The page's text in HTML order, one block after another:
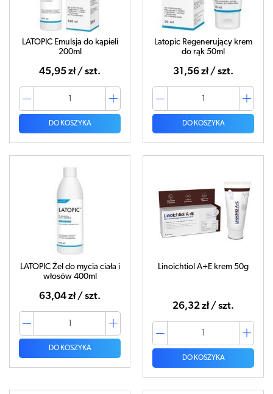
LATOPIC Emulsja do kąpieli
200ml
45,95 zł / szt.
DO KOSZYKA
Latopic Regenerujący krem
do rąk 50ml
31,56 zł / szt.
DO KOSZYKA
LATOPIC Żel do mycia ciała i
włosów 400ml
63,04 zł / szt.
DO KOSZYKA
Linoichtiol A+E krem 50g
26,32 zł / szt.
DO KOSZYKA